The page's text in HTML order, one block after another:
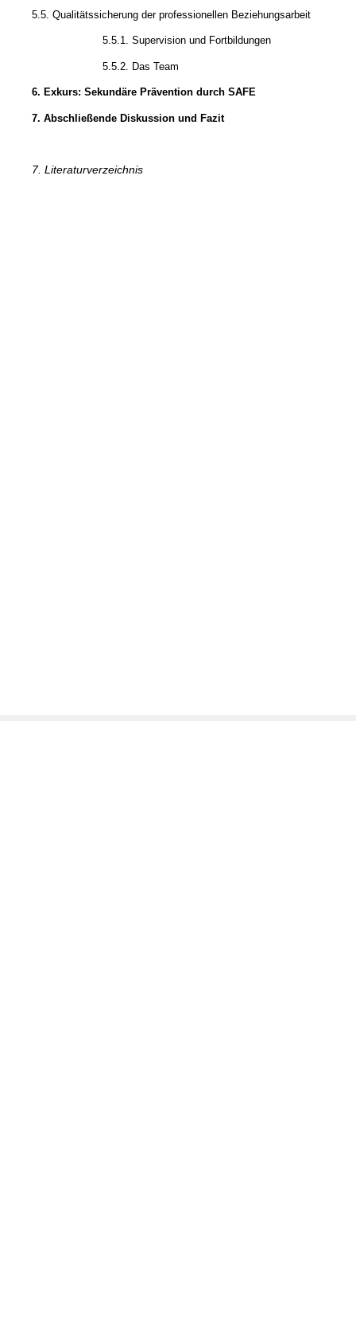
5.5. Qualitätssicherung der professionellen Beziehungsarbeit
5.5.1. Supervision und Fortbildungen
5.5.2. Das Team
6. Exkurs: Sekundäre Prävention durch SAFE
7. Abschließende Diskussion und Fazit
7. Literaturverzeichnis